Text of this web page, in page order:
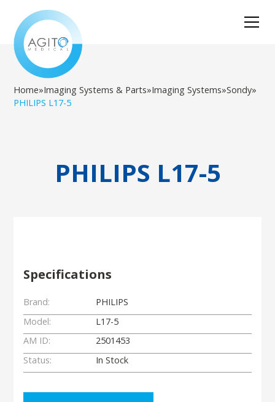
Home»Imaging Systems & Parts»Imaging Systems»Sondy»
PHILIPS L17-5
PHILIPS L17-5
Specifications
Brand:
PHILIPS
Model:
L17-5
AM ID:
2501453
Status:
In Stock